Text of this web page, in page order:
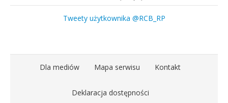
Tweety użytkownika @RCB_RP
Dla mediów Mapa serwisu Kontakt
Deklaracja dostępności